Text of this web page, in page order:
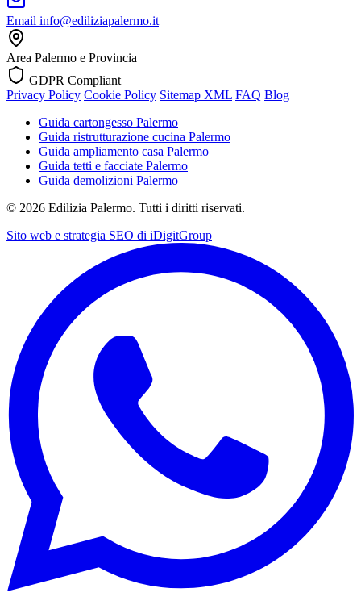
Email info@ediliziapalermo.it
Area Palermo e Provincia
GDPR Compliant
Privacy Policy Cookie Policy Sitemap XML FAQ Blog
Guida cartongesso Palermo
Guida ristrutturazione cucina Palermo
Guida ampliamento casa Palermo
Guida tetti e facciate Palermo
Guida demolizioni Palermo
© 2026 Edilizia Palermo. Tutti i diritti riservati.
Sito web e strategia SEO di iDigitGroup